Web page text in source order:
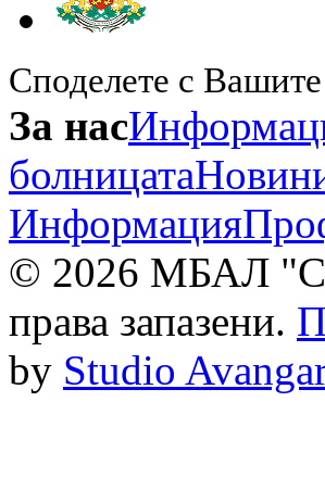
Споделете с
За нас
болницата
Информация
© 2026 МБАЛ
права запазени.
by Studio